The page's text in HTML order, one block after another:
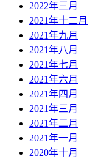
2022年三月
2021年十二月
2021年九月
2021年八月
2021年七月
2021年六月
2021年四月
2021年三月
2021年二月
2021年一月
2020年十月